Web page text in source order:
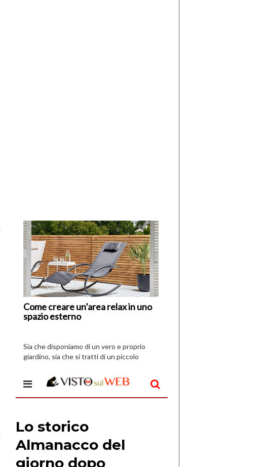
Come creare un’area relax in uno
spazio esterno
di
I
Vespri
Sia che disponiamo di un vero e proprio
giardino, sia che si tratti di un piccolo